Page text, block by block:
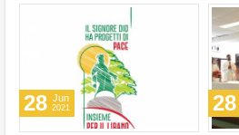
28 Jun
2021 28